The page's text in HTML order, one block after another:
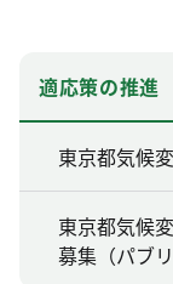
適応策の推進
東京都気候
東京都気候
募集（パブ